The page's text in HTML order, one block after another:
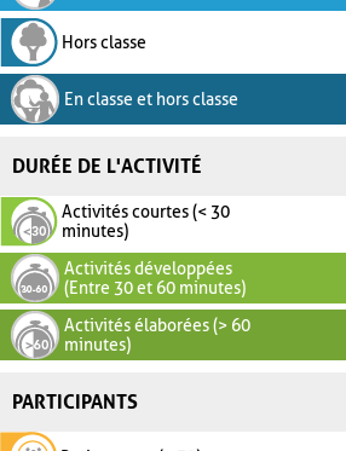
Hors classe
En classe et hors classe
DURÉE DE L'ACTIVITÉ
Activités courtes (< 30
minutes)
Activités développées
(Entre 30 et 60 minutes)
Activités élaborées (> 60
minutes)
PARTICIPANTS